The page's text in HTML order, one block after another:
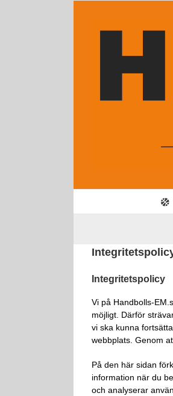
Integritetspolicy
Vi på Handbolls-
möjligt. Därför
vi ska kunna
webbplats. Genom
På den här sidan
information när du
och analyserar